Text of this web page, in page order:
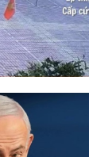
mại
Mátxcơva